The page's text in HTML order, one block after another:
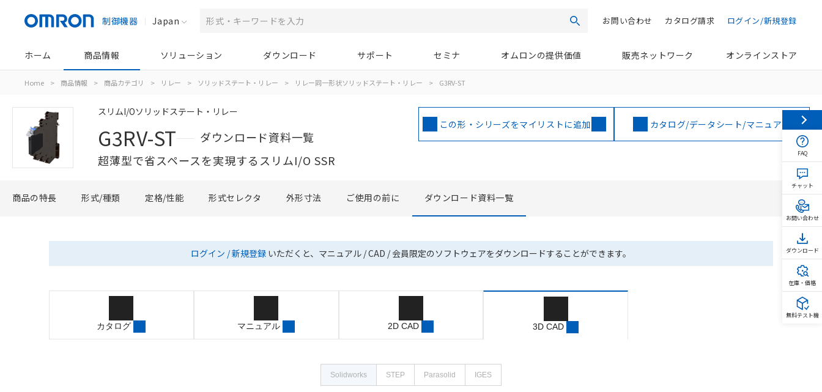
制御機器 Japan 検索 ログイン/新規登録
カタログ請求
お問い合わせ
ホーム 商品情報 ソリューション ダウンロード サポート セミナ オムロンの提供価値 販売ネットワーク オンラインストア
Home > 商品情報 > 商品カテゴリ > リレー > ソリッドステート・リレー > リレー同一形状ソリッドステート・リレー > G3RV-ST
スリムI/Oソリッドステート・リレー
G3RV-ST
ダウンロード資料一覧
超薄型で省スペースを実現するスリムI/O SSR
この形・シリーズをマイリストに追加 カタログ/データシート/マニュアル
商品の特長 形式/種類 定格/性能 形式セレクタ 外形寸法 ご使用の前に ダウンロード資料一覧
ログイン / 新規登録 いただくと、マニュアル / CAD / 会員限定のソフトウェアをダウンロードすることができます。
カタログ マニュアル 2D CAD 3D CAD
Solidworks STEP Parasolid IGES
FAQ
チャット
お問い合わせ
ダウンロード
在庫・価格
無料テスト機